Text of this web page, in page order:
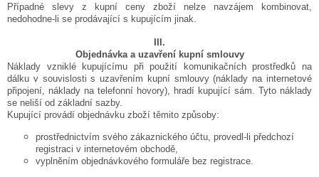
Případné slevy z kupní ceny zboží nelze navzájem kombinovat,
nedohodne-li se prodávající s kupujícím jinak.
III.
Objednávka a uzavření kupní smlouvy
Náklady vzniklé kupujícímu při použití komunikačních prostředků na
dálku v souvislosti s uzavřením kupní smlouvy (náklady na internetové
připojení, náklady na telefonní hovory), hradí kupující sám. Tyto náklady
se neliší od základní sazby.
Kupující provádí objednávku zboží těmito způsoby:
prostřednictvím svého zákaznického účtu, provedl-li předchozí
registraci v internetovém obchodě,
vyplněním objednávkového formuláře bez registrace.